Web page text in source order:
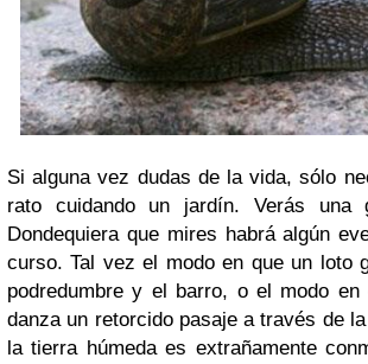
Si alguna vez dudas de la vida, sólo
rato cuidando un jardín. Verás una
Dondequiera que mires habrá algún
curso. Tal vez el modo en que un loto
podredumbre y el barro, o el modo en
danza un retorcido pasaje a través de
la tierra húmeda es extrañamente